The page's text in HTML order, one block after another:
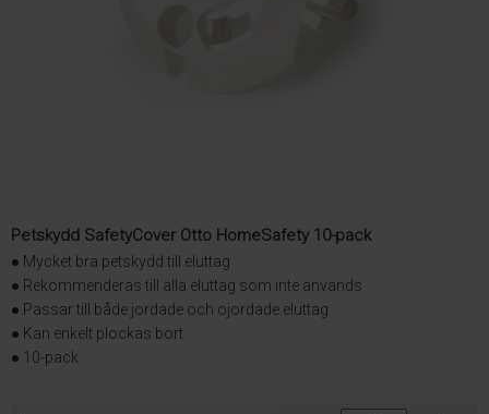
Petskydd SafetyCover Otto HomeSafety 10-pack
● Mycket bra petskydd till eluttag
● Rekommenderas till alla eluttag som inte används
● Passar till både jordade och ojordade eluttag
● Kan enkelt plockas bort
● 10-pack